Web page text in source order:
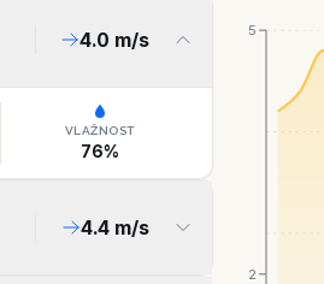
4.0 m/s
VLAŽNOST
76%
4.4m/s
2
5